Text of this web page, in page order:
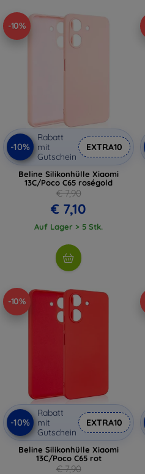
-10%
-10%
Rabatt
mit
Gutschein
EXTRA10
Beline Silikonhülle Xiaomi
13C/Poco C65 roségold
€ 7,90
€ 7,10
Auf Lager > 5 Stk.
-10%
-10%
Rabatt
mit
Gutschein
EXTRA10
Beline Silikonhülle Xiaomi
13C/Poco C65 rot
€ 7,90